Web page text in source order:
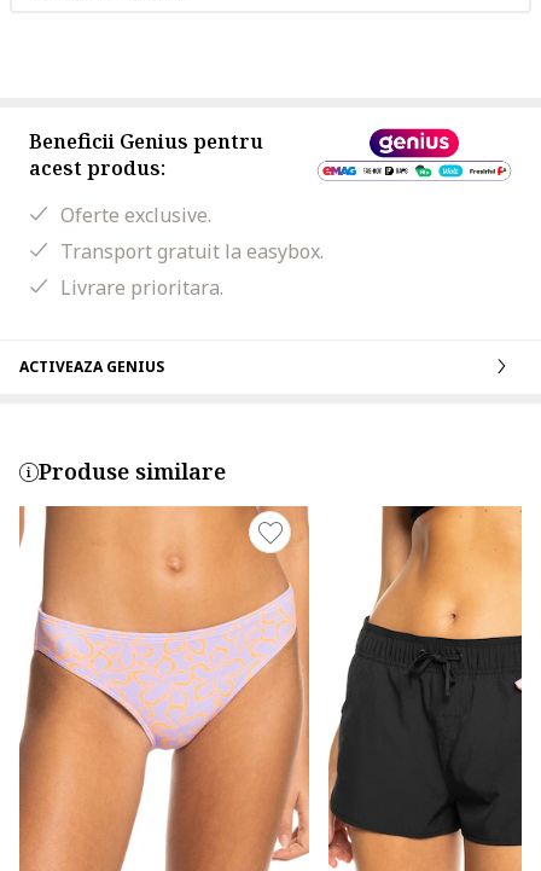
Beneficii Genius pentru
acest produs:
Oferte exclusive.
Transport gratuit la easybox.
Livrare prioritara.
ACTIVEAZA GENIUS
Produse similare